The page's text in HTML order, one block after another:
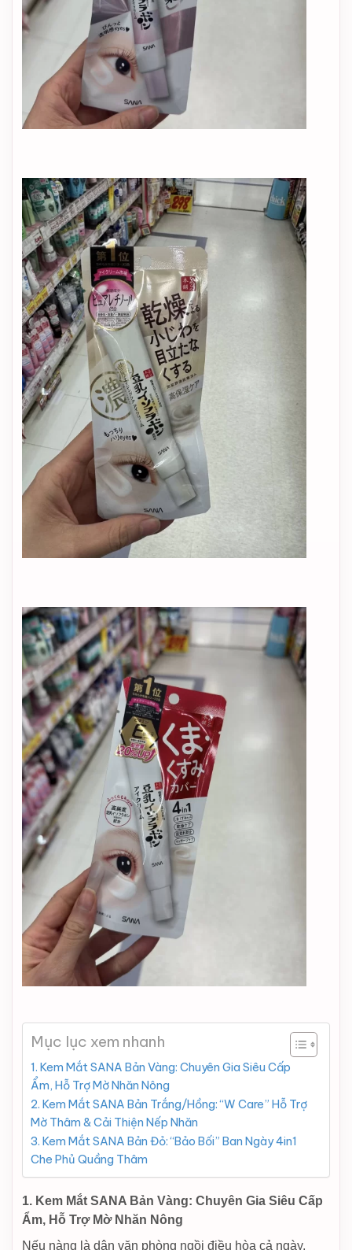
Mục lục xem nhanh
1. Kem Mắt SANA Bản Vàng: Chuyên Gia Siêu Cấp
Ẩm, Hỗ Trợ Mờ Nhăn Nông
2. Kem Mắt SANA Bản Trắng/Hồng: “W Care” Hỗ Trợ
Mờ Thâm & Cải Thiện Nếp Nhăn
3. Kem Mắt SANA Bản Đỏ: “Bảo Bối” Ban Ngày 4in1
Che Phủ Quầng Thâm
1. Kem Mắt SANA Bản Vàng: Chuyên Gia Siêu Cấp
Ẩm, Hỗ Trợ Mờ Nhăn Nông
Nếu nàng là dân văn phòng ngồi điều hòa cả ngày,